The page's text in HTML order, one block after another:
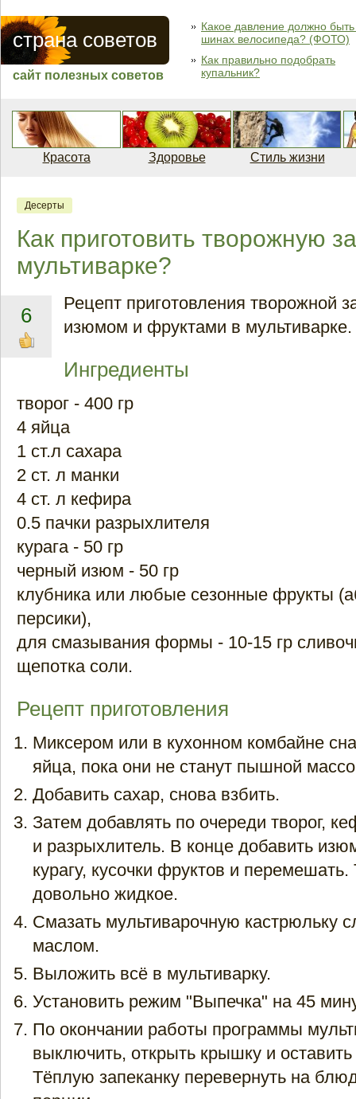
страна советов
сайт полезных советов
Какое давление должно быть
шинах велосипеда? (ФОТО)
Как правильно подобрать
купальник?
Красота Здоровье Стиль жизни
Десерты
Как приготовить творожную
мультиварке?
6
Рецепт приготовления творожной
изюмом и фруктами в мультиварке.
Ингредиенты
творог - 400 гр
4 яйца
1 ст.л сахара
2 ст. л манки
4 ст. л кефира
0.5 пачки разрыхлителя
курага - 50 гр
черный изюм - 50 гр
клубника или любые сезонные фрукты
персики),
для смазывания формы - 10-15 гр
щепотка соли.
Рецепт приготовления
Миксером или в кухонном комбайне
яйца, пока они не станут пышной
Добавить сахар, снова взбить.
Затем добавлять по очереди творог,
и разрыхлитель. В конце добавить
курагу, кусочки фруктов и перемешать.
довольно жидкое.
Смазать мультиварочную кастрюльку
маслом.
Выложить всё в мультиварку.
Установить режим "Выпечка" на 45
По окончании работы программы
выключить, открыть крышку и
Тёплую запеканку перевернуть на